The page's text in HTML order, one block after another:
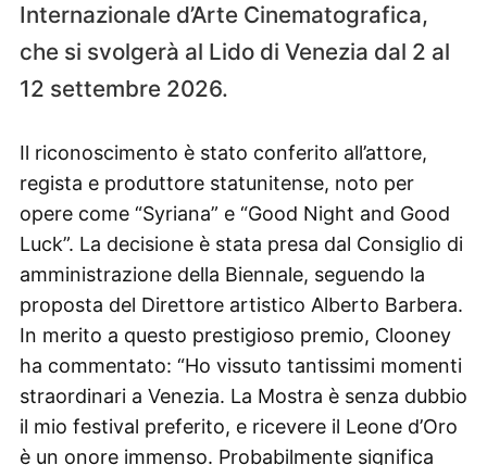
Internazionale d’Arte Cinematografica,
che si svolgerà al Lido di Venezia dal 2 al
12 settembre 2026.
Il riconoscimento è stato conferito all’attore,
regista e produttore statunitense, noto per
opere come “Syriana” e “Good Night and Good
Luck”. La decisione è stata presa dal Consiglio di
amministrazione della Biennale, seguendo la
proposta del Direttore artistico Alberto Barbera.
In merito a questo prestigioso premio, Clooney
ha commentato: “Ho vissuto tantissimi momenti
straordinari a Venezia. La Mostra è senza dubbio
il mio festival preferito, e ricevere il Leone d’Oro
è un onore immenso. Probabilmente significa